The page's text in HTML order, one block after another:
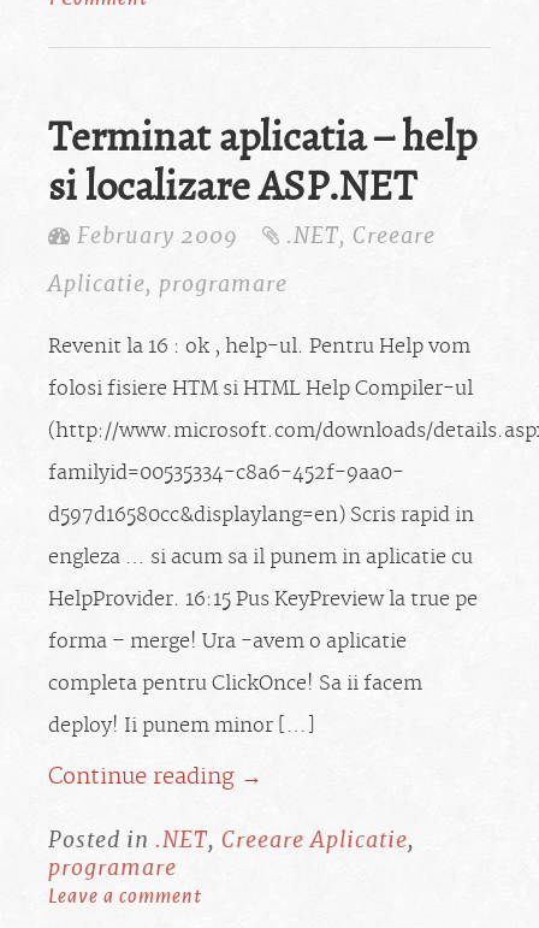
Terminat aplicatia – help
si localizare ASP.NET
February 2009 .NET, Creeare
Aplicatie, programare
Revenit la 16 : ok , help-ul. Pentru Help vom
folosi fisiere HTM si HTML Help Compiler-ul
(http://www.microsoft.com/downloads/
familyid=00535334-c8a6-452f-9aa0-
d597d16580cc&displaylang=en) Scris rapid in
engleza … si acum sa il punem in aplicatie cu
HelpProvider. 16:15 Pus KeyPreview la true pe
forma – merge! Ura -avem o aplicatie
completa pentru ClickOnce! Sa ii facem
deploy! Ii punem minor […]
Continue reading →
Posted in .NET, Creeare Aplicatie,
programare
Leave a comment